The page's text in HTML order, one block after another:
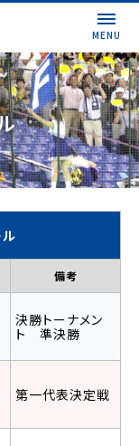
MENU
備考
決勝トーナメン
ト 準決勝
第一代表決定戦